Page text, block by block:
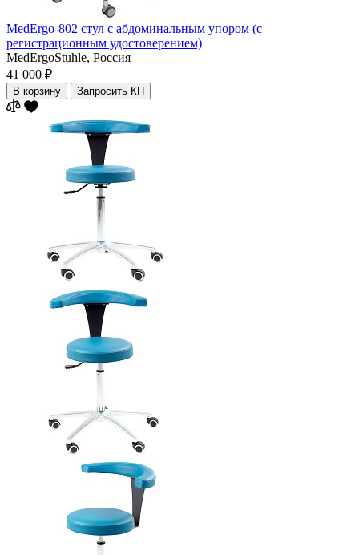
MedErgo-802 cтул с абдоминальным упором (с
регистрационным удостоверением)
MedErgoStuhle, Россия
41 000 ₽
В корзину Запросить КП